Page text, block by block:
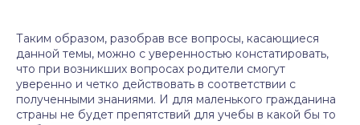
Таким образом, разобрав все вопросы, касающиеся
данной темы, можно с уверенностью констатировать,
что при возникших вопросах родители смогут
уверенно и четко действовать в соответствии с
полученными знаниями. И для маленького гражданина
страны не будет препятствий для учебы в какой бы то